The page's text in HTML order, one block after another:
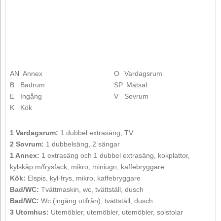
AN Annex
B
Badrum
E
Ingång
K
Kök
O
Vardagsrum
SP Matsal
V
Sovrum
1 Vardagsrum: 1 dubbel extrasäng, TV
2 Sovrum: 1 dubbelsäng, 2 sängar
1 Annex: 1 extrasäng och 1 dubbel extrasäng, kokplattor,
kylskåp m/frysfack, mikro, miniugn, kaffebryggare
Kök: Elspis, kyl-frys, mikro, kaffebryggare
Bad/WC: Tvättmaskin, wc, tvättställ, dusch
Bad/WC: Wc (ingång utifrån), tvättställ, dusch
3 Utomhus: Utemöbler, utemöbler, utemöbler, solstolar